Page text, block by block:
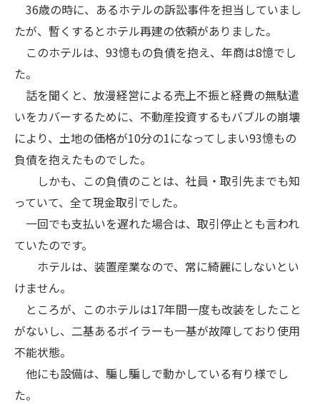
36歳の時に、あるホテルの訴訟事件を担当していまし
たが、暫くするとホテル再建の依頼がありました。
このホテルは、93憶もの負債を抱え、年商は8憶でし
た。
話を聞くと、放漫経営による売上不振と経費の無駄遣
いをカバーするために、不動産投資するもバブルの崩壊
により、土地の価格が10分の1になってしまい93憶もの
負債を抱えたものでした。
しかも、この負債のことは、社員・取引先までも知
っていて、全て現金取引でした。
一回でも支払いを遅れた場合は、取引停止とも言われ
ていたのです。
ホテルは、装置産業なので、常に綺麗にしないとい
けません。
ところが、このホテルは17年間一度も改装をしたこと
がないし、二基あるボイラーも一基が故障しており使用
不能状態。
他にも設備は、騙し騙しで動かしている有り様でし
た。